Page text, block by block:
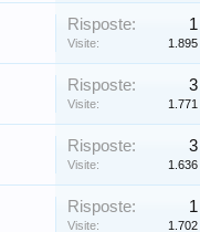
Risposte: 1
Visite: 1.895
Risposte: 3
Visite: 1.771
Risposte: 3
Visite: 1.636
Risposte: 1
Visite: 1.702